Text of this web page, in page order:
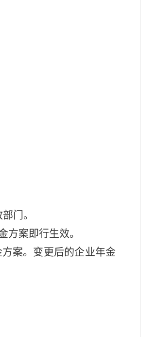
门。
案即行生效。
案。变更后的企业年金